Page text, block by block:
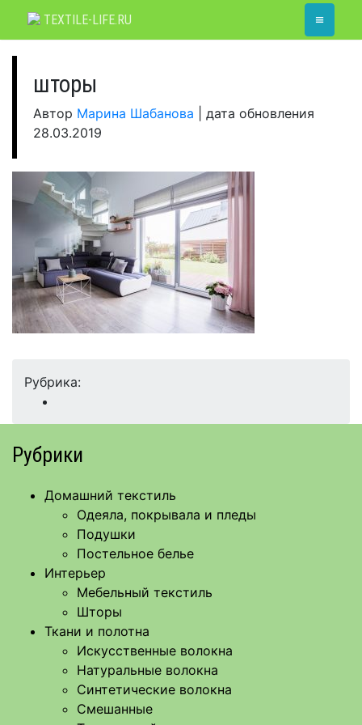
TEXTILE-LIFE.RU ≡
шторы
Автор Марина Шабанова
дата обновления
28.03.2019
Рубрика:
Рубрики
Домашний текстиль
Одеяла, покрывала и пледы
Подушки
Постельное белье
Интерьер
Мебельный текстиль
Шторы
Ткани и полотна
Искусственные волокна
Натуральные волокна
Синтетические волокна
Смешанные